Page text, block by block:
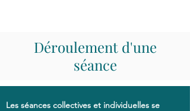
Déroulement d'une
séance
Les séances collectives et individuelles se